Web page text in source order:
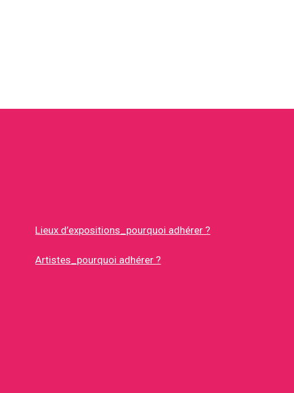
Lieux d’expositions_pourquoi adhérer ?
Artistes_pourquoi adhérer ?